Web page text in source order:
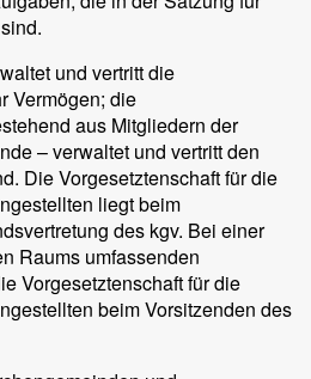
und vertritt die
Vermögen; die
aus Mitgliedern der
– verwaltet und vertritt den
Die Vorgesetztenschaft für die
liegt beim
des kgv. Bei einer
Raums umfassenden
Vorgesetztenschaft für die
beim Vorsitzenden des